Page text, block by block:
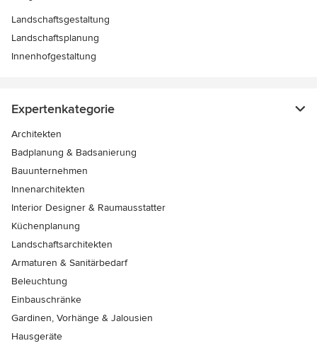
Landschaftsgestaltung
Landschaftsplanung
Innenhofgestaltung
Expertenkategorie
Architekten
Badplanung & Badsanierung
Bauunternehmen
Innenarchitekten
Interior Designer & Raumausstatter
Küchenplanung
Landschaftsarchitekten
Armaturen & Sanitärbedarf
Beleuchtung
Einbauschränke
Gardinen, Vorhänge & Jalousien
Hausgeräte